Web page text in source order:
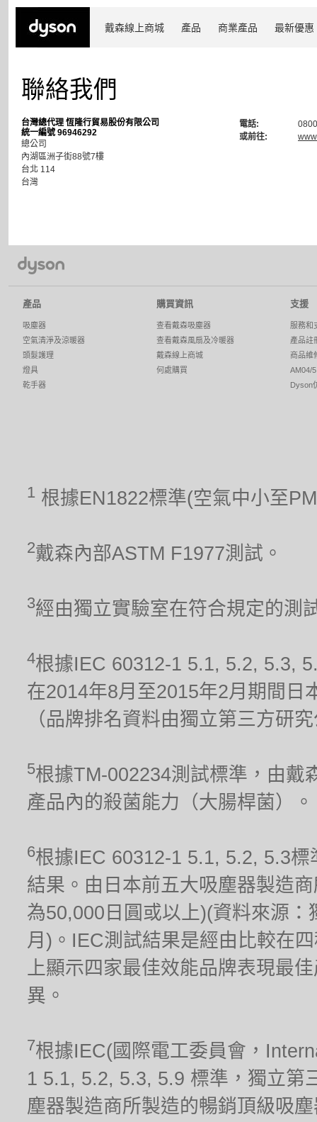
戴森線上商城 產品 商業產品 最新優惠
聯絡我們
台灣總代理 恆隆行貿易股份有限公司
統一編號 96946292
總公司
內湖區洲子街88號7樓
台北 114
台灣
電話:
或前往:
產品
吸塵器
空氣清淨及涼暖器
頭髮護理
燈具
乾手器
購買資訊
查看戴森吸塵器
查看戴森風扇及冷暖器
戴森線上商城
何處購買
支援
服務和
產品註
商品維
AM04/
Dyson
1 根據EN1822標準(空氣中小至
2戴森內部ASTM F1977測試。
3經由獨立實驗室在符合規定的測
4根據IEC 60312-1 5.1, 5.2, 5.3,
在2014年8月至2015年2月期間日
（品牌排名資料由獨立第三方研
5根據TM-002234測試標準，由戴
產品內的殺菌能力（大腸桿菌）。
6根據IEC 60312-1 5.1, 5.2, 5.3
結果。由日本前五大吸塵器製造
為50,000日圓或以上)(資料來源
月)。IEC測試結果是經由比較在
上顯示四家最佳效能品牌表現最
異。
7根據IEC(國際電工委員會，
1 5.1, 5.2, 5.3, 5.9 標準，獨立第
塵器製造商所製造的暢銷頂級吸